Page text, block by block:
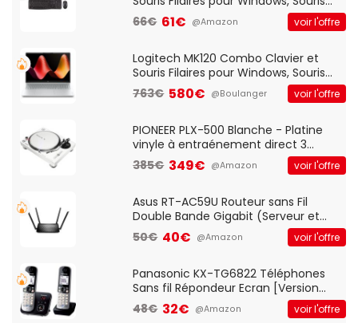
Optique Filaire, Connexion USB Plug
And Play, Confortable, Taille
QWERTY UK - Noir
66€ 61€ @Amazon voir l'offre
Logitech MK120 Combo Clavier et
Souris Filaires pour Windows, Souris
Optique Filaire, Connexion USB Plug
And Play, Confortable, Taille
QWERTY UK - Noir
763€ 580€ @Boulanger voir l'offre
PIONEER PLX-500 Blanche - Platine
vinyle à entraénement direct 3
vitesses (33-45-78 trs/min) avec
pre-ampli intégré et port USB
385€ 349€ @Amazon voir l'offre
Asus RT-AC59U Routeur sans Fil
Double Bande Gigabit (Serveur et
Client VPN, Triple Vlan, Mode Point
d'accès et Bridge, contrôle Parental,
50€ 40€ @Amazon voir l'offre
Panasonic KX-TG6822 Téléphones
Sans fil Répondeur Ecran [Version
Française]
48€ 32€ @Amazon voir l'offre